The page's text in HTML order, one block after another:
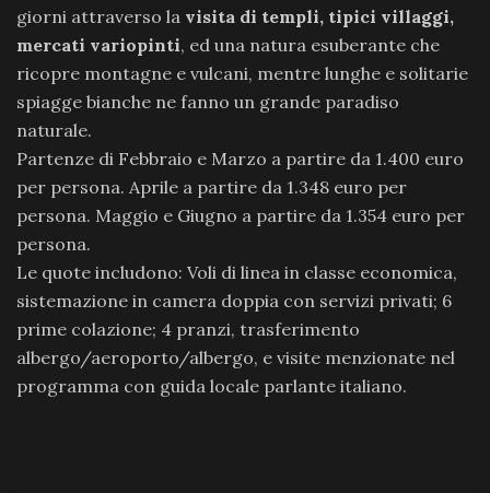
giorni attraverso la visita di templi, tipici villaggi,
mercati variopinti, ed una natura esuberante che
ricopre montagne e vulcani, mentre lunghe e solitarie
spiagge bianche ne fanno un grande paradiso
naturale.
Partenze di Febbraio e Marzo a partire da 1.400 euro
per persona. Aprile a partire da 1.348 euro per
persona. Maggio e Giugno a partire da 1.354 euro per
persona.
Le quote includono: Voli di linea in classe economica,
sistemazione in camera doppia con servizi privati; 6
prime colazione; 4 pranzi, trasferimento
albergo/aeroporto/albergo, e visite menzionate nel
programma con guida locale parlante italiano.